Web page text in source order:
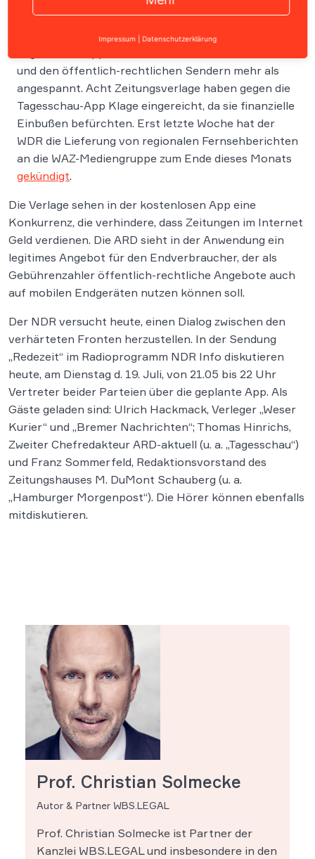
Seit der Bekanntgabe der geplanten kostenlosen
und den öffentlich-rechtlichen Sendern mehr als
angespannt. Acht Zeitungsverlage haben gegen die
Tagesschau-App Klage eingereicht, da sie finanzielle
Einbußen befürchten. Erst letzte Woche hat der
WDR die Lieferung von regionalen Fernsehberichten
an die WAZ-Mediengruppe zum Ende dieses Monats
gekündigt.
Die Verlage sehen in der kostenlosen App eine
Konkurrenz, die verhindere, dass Zeitungen im Internet
Geld verdienen. Die ARD sieht in der Anwendung ein
legitimes Angebot für den Endverbraucher, der als
Gebührenzahler öffentlich-rechtliche Angebote auch
auf mobilen Endgeräten nutzen können soll.
Der NDR versucht heute, einen Dialog zwischen den
verhärteten Fronten herzustellen. In der Sendung
„Redezeit“ im Radioprogramm NDR Info diskutieren
heute, am Dienstag d. 19. Juli, von 21.05 bis 22 Uhr
Vertreter beider Parteien über die geplante App. Als
Gäste geladen sind: Ulrich Hackmack, Verleger „Weser
Kurier“ und „Bremer Nachrichten“; Thomas Hinrichs,
Zweiter Chefredakteur ARD-aktuell (u. a. „Tagesschau“)
und Franz Sommerfeld, Redaktionsvorstand des
Zeitungshauses M. DuMont Schauberg (u. a.
„Hamburger Morgenpost“). Die Hörer können ebenfalls
mitdiskutieren.
Prof. Christian Solmecke
Autor & Partner WBS.LEGAL
Prof. Christian Solmecke ist Partner der
Kanzlei WBS.LEGAL und insbesondere in den
Impressum Datenschutzerklärung